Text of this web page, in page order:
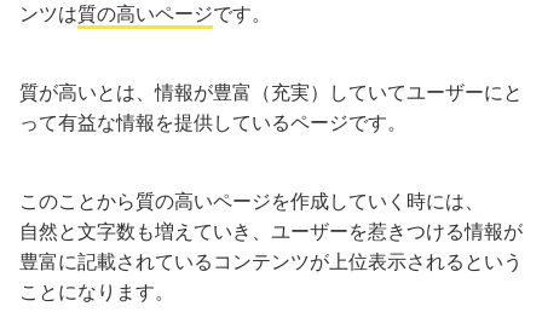
ンツは質の高いページです。
質が高いとは、情報が豊富（充実）していてユーザーにと
って有益な情報を提供しているページです。
このことから質の高いページを作成していく時には、
自然と文字数も増えていき、ユーザーを惹きつける情報が
豊富に記載されているコンテンツが上位表示されるという
ことになります。